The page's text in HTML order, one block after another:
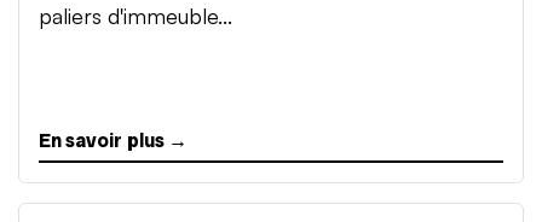
paliers d'immeuble...
En savoir plus →